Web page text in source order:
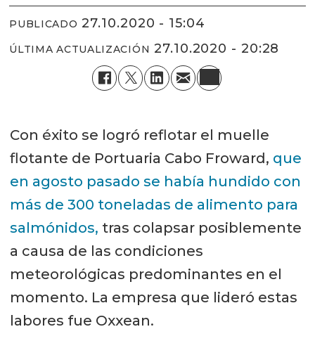
PUBLICADO 27.10.2020 - 15:04
ÚLTIMA ACTUALIZACIÓN 27.10.2020 - 20:28
Con éxito se logró reflotar el muelle
flotante de Portuaria Cabo Froward, que
en agosto pasado se había hundido con
más de 300 toneladas de alimento para
salmónidos, tras colapsar posiblemente
a causa de las condiciones
meteorológicas predominantes en el
momento. La empresa que lideró estas
labores fue Oxxean.